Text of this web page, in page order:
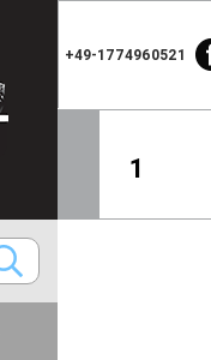
+49-1774960521
1